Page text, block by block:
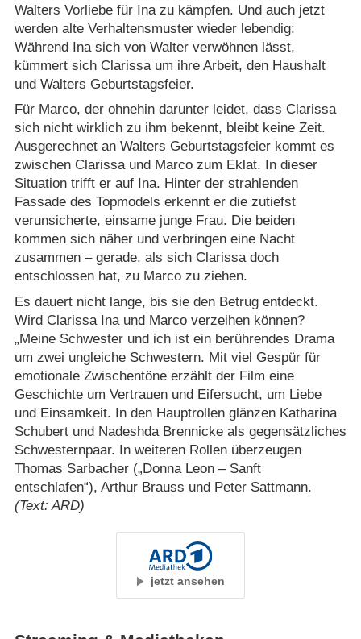
Walters Vorliebe für Ina zu kämpfen. Und auch jetzt
werden alte Verhaltensmuster wieder lebendig:
Während Ina sich von Walter verwöhnen lässt,
kümmert sich Clarissa um ihre Arbeit, den Haushalt
und Walters Geburtstagsfeier.
Für Marco, der ohnehin darunter leidet, dass Clarissa
sich nicht wirklich zu ihm bekennt, bleibt keine Zeit.
Ausgerechnet an Walters Geburtstagsfeier kommt es
zwischen Clarissa und Marco zum Eklat. In dieser
Situation trifft er auf Ina. Hinter der strahlenden
Fassade des Topmodels erkennt er die zutiefst
verunsicherte, einsame junge Frau. Die beiden
kommen sich näher und verbringen eine Nacht
zusammen – gerade, als sich Clarissa doch
entschlossen hat, zu Marco zu ziehen.
Es dauert nicht lange, bis sie den Betrug entdeckt.
Wird Clarissa Ina und Marco verzeihen können?
„Meine Schwester und ich ist ein berührendes Drama
um zwei ungleiche Schwestern. Mit viel Gespür für
emotionale Zwischentöne erzählt der Film eine
Geschichte um Vertrauen und Eifersucht, um Liebe
und Einsamkeit. In den Hauptrollen glänzen Katharina
Schubert und Nadeshda Brennicke als gegensätzliches
Schwesternpaar. In weiteren Rollen überzeugen
Thomas Sarbacher („Donna Leon – Sanft
entschlafen“), Arthur Brauss und Peter Sattmann.
(Text: ARD)
jetzt ansehen